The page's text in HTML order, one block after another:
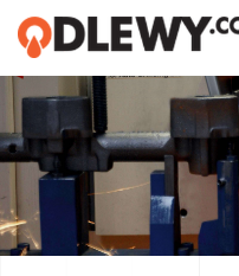
TECHNOLOGIA
-
TRADYCJA
-
JAKOŚĆ